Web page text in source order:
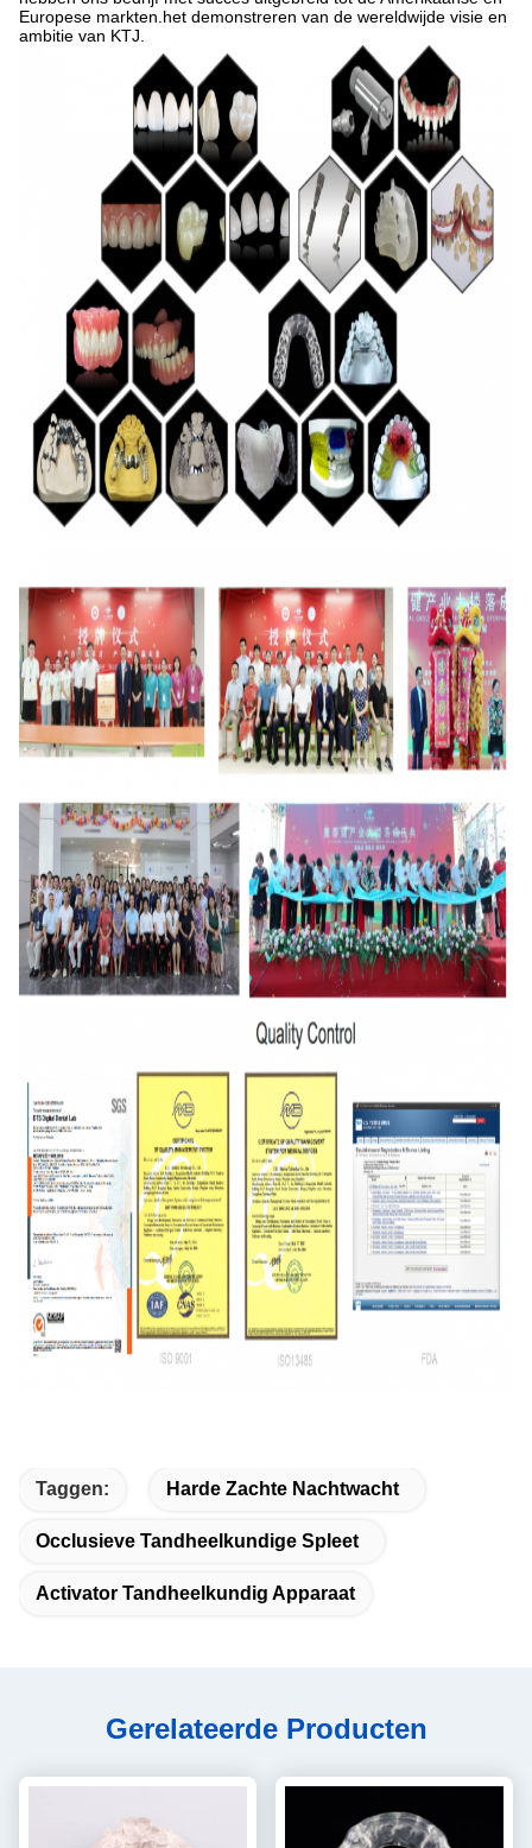
Europese markten.het demonstreren van de wereldwijde visie en
ambitie van KTJ.
Taggen: Harde Zachte Nachtwacht
Occlusieve Tandheelkundige Spleet
Activator Tandheelkundig Apparaat
Gerelateerde Producten